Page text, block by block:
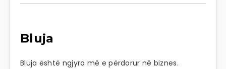
Bluja
Bluja është ngjyra më e përdorur në biznes.